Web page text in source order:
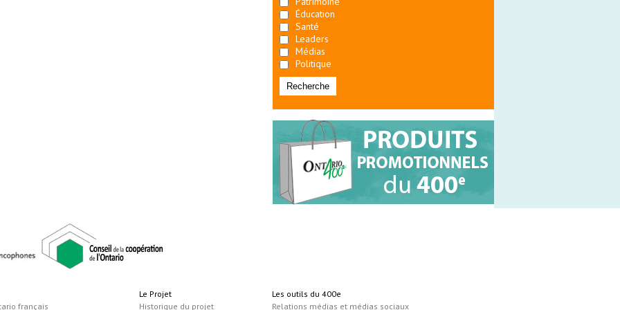
Éducation
Santé
Leaders
Médias
Politique
français
Le Projet
Historique du projet
Les outils du 400e
Relations médias et médias sociaux